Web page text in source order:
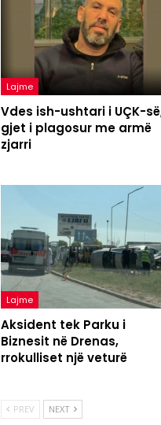
Lajme
Vdes ish-ushtari i UÇK-
gjet i plagosur me armë
zjarri
Lajme
Aksident tek Parku i
Biznesit në Drenas,
rrokulliset një veturë
PREV NEXT